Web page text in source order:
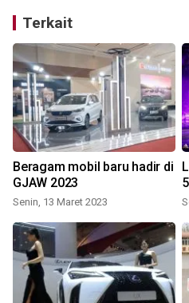
Terkait
Beragam mobil baru hadir di
GJAW 2023
Senin, 13 Maret 2023